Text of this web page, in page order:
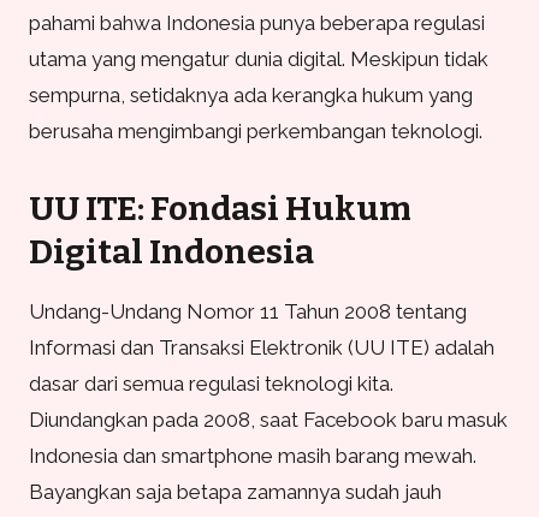
pahami bahwa Indonesia punya beberapa regulasi
utama yang mengatur dunia digital. Meskipun tidak
sempurna, setidaknya ada kerangka hukum yang
berusaha mengimbangi perkembangan teknologi.
UU ITE: Fondasi Hukum
Digital Indonesia
Undang-Undang Nomor 11 Tahun 2008 tentang
Informasi dan Transaksi Elektronik (UU ITE) adalah
dasar dari semua regulasi teknologi kita.
Diundangkan pada 2008, saat Facebook baru masuk
Indonesia dan smartphone masih barang mewah.
Bayangkan saja betapa zamannya sudah jauh